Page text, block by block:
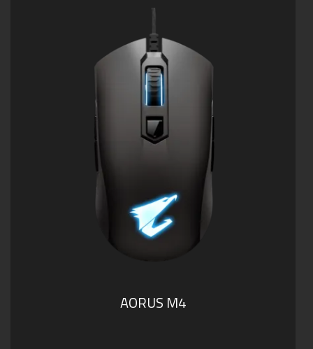
AORUS M4